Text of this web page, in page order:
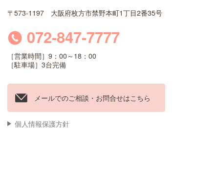
〒573-1197 大阪府枚方市禁野本町1丁目2番35号
072-847-7777
［営業時間］9：00～18：00
［駐車場］3台完備
メールでのご相談・お問合せはこちら
個人情報保護方針